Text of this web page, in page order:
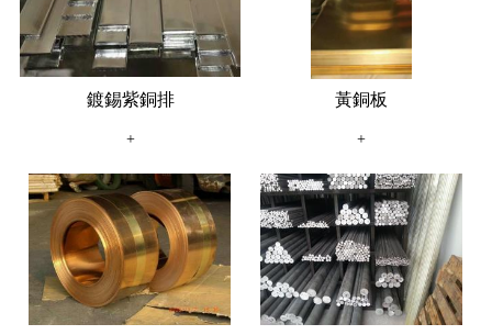
鍍錫紫銅排
+
黃銅板
+